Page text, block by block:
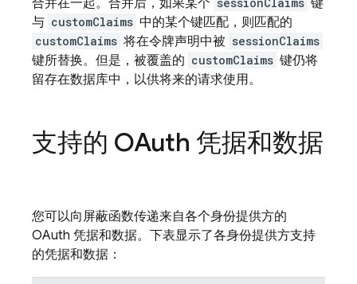
合并在一起。合并后，如果某个
键
与 customClaims 中的某个键匹配，则匹配的
customClaims 将在令牌声明中被 sessionClaims
键所替换。但是，被覆盖的 customClaims 键仍将
留存在数据库中，以供将来的请求使用。
支持的 OAuth 凭据和数据
您可以向屏蔽函数传递来自各个身份提供方的
OAuth 凭据和数据。下表显示了各身份提供方支持
的凭据和数据：